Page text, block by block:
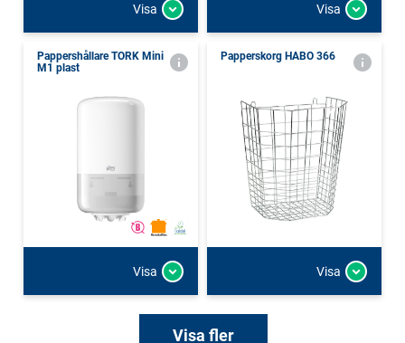
Visa Visa
Pappershållare TORK Mini
M1 plast
Visa
Papperskorg HABO 366
Visa
Visa fler